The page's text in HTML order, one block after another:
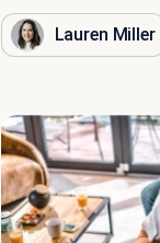
Lauren Miller